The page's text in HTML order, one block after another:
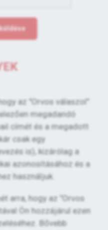
az "Orvos válaszol"
megadandó
címét és a megadott
csak egy
is), kizárólag a
azonosításához és a
használjuk.
arra, hogy az "Orvos
Ön hozzájárul ezen
Bővebb